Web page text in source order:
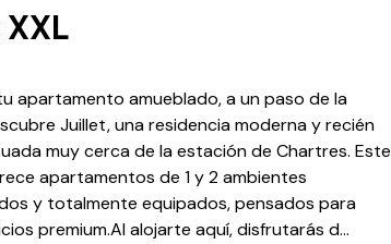
apartamento amueblado, a un paso de la
Juillet, una residencia moderna y recién
muy cerca de la estación de Chartres. Este
apartamentos de 1 y 2 ambientes
y totalmente equipados, pensados para
premium.Al alojarte aquí, disfrutarás d...